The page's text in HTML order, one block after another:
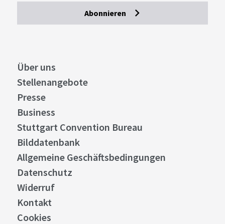
Abonnieren
Über uns
Stellenangebote
Presse
Business
Stuttgart Convention Bureau
Bilddatenbank
Allgemeine Geschäftsbedingungen
Datenschutz
Widerruf
Kontakt
Cookies